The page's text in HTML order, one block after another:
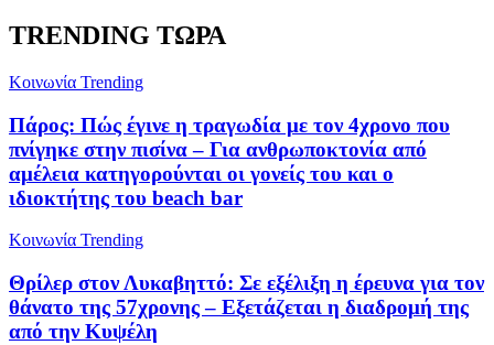
TRENDING ΤΩΡΑ
Κοινωνία Trending
Πάρος: Πώς έγινε η τραγωδία με τον 4χρονο που
πνίγηκε στην πισίνα – Για ανθρωποκτονία από
αμέλεια κατηγορούνται οι γονείς του και ο
ιδιοκτήτης του beach bar
Κοινωνία Trending
Θρίλερ στον Λυκαβηττό: Σε εξέλιξη η έρευνα για τον
θάνατο της 57χρονης – Εξετάζεται η διαδρομή της
από την Κυψέλη